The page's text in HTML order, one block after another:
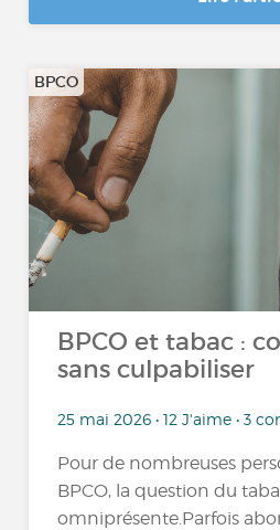
BPCO
BPCO et tabac :
sans culpabiliser
25 mai 2026 • 12 J'aime • 3
Pour de nombreuses
BPCO, la question du
omniprésente.Parfois